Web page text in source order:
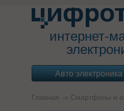
интернет-
Авто электроника
Главная → Смартфоны и